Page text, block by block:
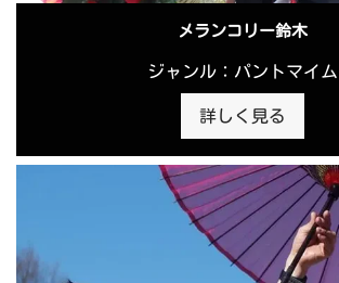
メランコリー鈴木
ジャンル：パントマイム
詳しく見る